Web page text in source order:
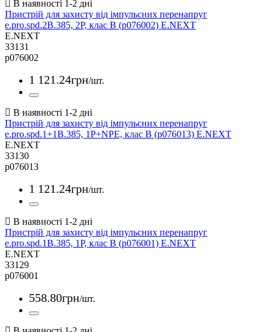
Пристрій для захисту від імпульсних перенапруг
e.pro.spd.2B.385, 2P, клас В (p076002) E.NEXT
E.NEXT
33131
p076002
1 121.24грн/шт.
Пристрій для захисту від імпульсних перенапруг
e.pro.spd.1+1B.385, 1P+NPE, клас В (p076013) E.NEXT
E.NEXT
33130
p076013
1 121.24грн/шт.
Пристрій для захисту від імпульсних перенапруг
e.pro.spd.1B.385, 1P, клас В (p076001) E.NEXT
E.NEXT
33129
p076001
558.80грн/шт.